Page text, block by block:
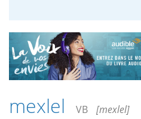
mexlel VB [mexlel]